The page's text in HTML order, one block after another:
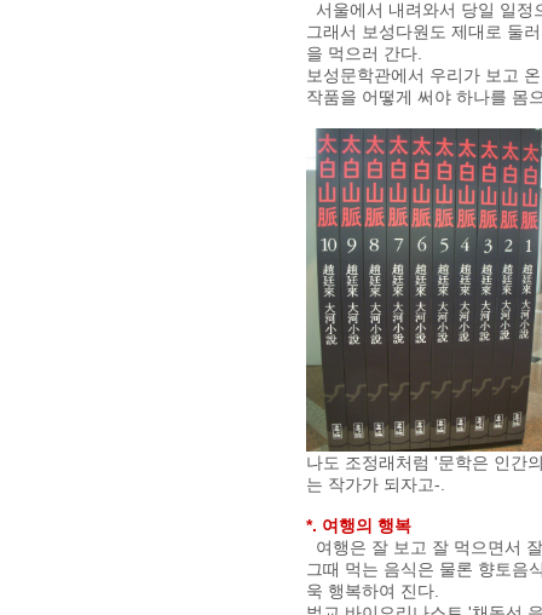
서울에서 내려와서 당일 일정
그래서 보성다원도 제대로 둘
을 먹으러 간다.
보성문학관에서 우리가 보고
작품을 어떻게 써야 하나를 몸
나도 조정래처럼 '문학은 인간
는 작가가 되자고-.
*. 여행의 행복
여행은 잘 보고 잘 먹으면서
그때 먹는 음식은 물론 향토음
욱 행복하여 진다.